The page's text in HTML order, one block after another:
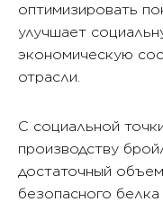
оптимизировать
улучшает
экономическую
отрасли.
С социальной
производству
достаточный
безопасного